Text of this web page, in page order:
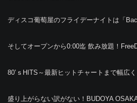
ディスコ葡萄屋のフライデーナイトは「
そしてオープンから0:00迄 飲み放題！
80’ｓHITS～最新ヒットチャートまで幅広
盛り上がらない訳がない！BUDOYA